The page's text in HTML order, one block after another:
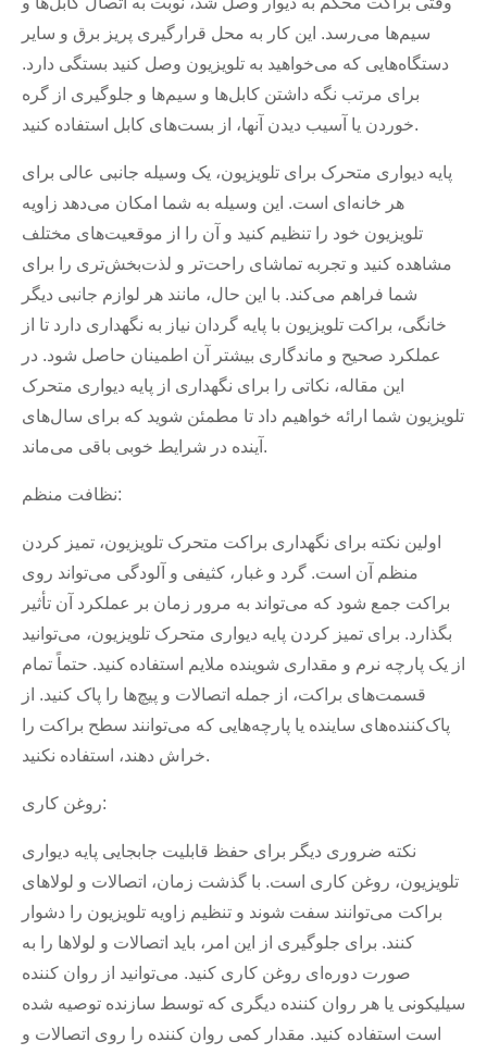
سیم‌ها می‌رسد. این کار به محل قرارگیری پریز برق و سایر
دستگاه‌هایی که می‌خواهید به تلویزیون وصل کنید بستگی دارد.
برای مرتب نگه داشتن کابل‌ها و سیم‌ها و جلوگیری از گره
خوردن یا آسیب دیدن آنها، از بست‌های کابل استفاده کنید.
پایه دیواری متحرک برای تلویزیون، یک وسیله جانبی عالی برای
هر خانه‌ای است. این وسیله به شما امکان می‌دهد زاویه
تلویزیون خود را تنظیم کنید و آن را از موقعیت‌های مختلف
مشاهده کنید و تجربه تماشای راحت‌تر و لذت‌بخش‌تری را برای
شما فراهم می‌کند. با این حال، مانند هر لوازم جانبی دیگر
خانگی، براکت تلویزیون با پایه گردان نیاز به نگهداری دارد تا از
عملکرد صحیح و ماندگاری بیشتر آن اطمینان حاصل شود. در
این مقاله، نکاتی را برای نگهداری از پایه دیواری متحرک
تلویزیون شما ارائه خواهیم داد تا مطمئن شوید که برای سال‌های
آینده در شرایط خوبی باقی می‌ماند.
نظافت منظم:
اولین نکته برای نگهداری براکت متحرک تلویزیون، تمیز کردن
منظم آن است. گرد و غبار، کثیفی و آلودگی می‌تواند روی
براکت جمع شود که می‌تواند به مرور زمان بر عملکرد آن تأثیر
بگذارد. برای تمیز کردن پایه دیواری متحرک تلویزیون، می‌توانید
از یک پارچه نرم و مقداری شوینده ملایم استفاده کنید. حتماً تمام
قسمت‌های براکت، از جمله اتصالات و پیچ‌ها را پاک کنید. از
پاک‌کننده‌های ساینده یا پارچه‌هایی که می‌توانند سطح براکت را
خراش دهند، استفاده نکنید.
روغن کاری:
نکته ضروری دیگر برای حفظ قابلیت جابجایی پایه دیواری
تلویزیون، روغن کاری است. با گذشت زمان، اتصالات و لولاهای
براکت می‌توانند سفت شوند و تنظیم زاویه تلویزیون را دشوار
کنند. برای جلوگیری از این امر، باید اتصالات و لولاها را به
صورت دوره‌ای روغن کاری کنید. می‌توانید از روان کننده
سیلیکونی یا هر روان کننده دیگری که توسط سازنده توصیه شده
است استفاده کنید. مقدار کمی روان کننده را روی اتصالات و